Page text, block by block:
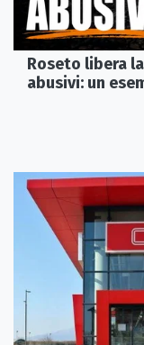
Roseto libera
abusivi: un